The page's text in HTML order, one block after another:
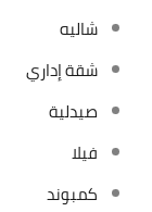
شاليه
شقة إداري
صيدلية
فيلا
كمبوند